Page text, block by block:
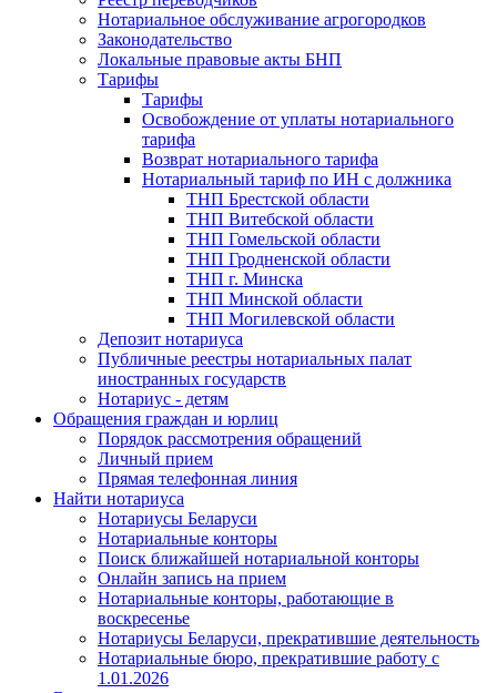
Нотариальное обслуживание агрогородков
Законодательство
Локальные правовые акты БНП
Тарифы
Тарифы
Освобождение от уплаты нотариального
тарифа
Возврат нотариального тарифа
Нотариальный тариф по ИН с должника
ТНП Брестской области
ТНП Витебской области
ТНП Гомельской области
ТНП Гродненской области
ТНП г. Минска
ТНП Минской области
ТНП Могилевской области
Депозит нотариуса
Публичные реестры нотариальных палат
иностранных государств
Нотариус - детям
Обращения граждан и юрлиц
Порядок рассмотрения обращений
Личный прием
Прямая телефонная линия
Найти нотариуса
Нотариусы Беларуси
Нотариальные конторы
Поиск ближайшей нотариальной конторы
Онлайн запись на прием
Нотариальные конторы, работающие в
воскресенье
Нотариусы Беларуси, прекратившие деятельность
Нотариальные бюро, прекратившие работу с
1.01.2026